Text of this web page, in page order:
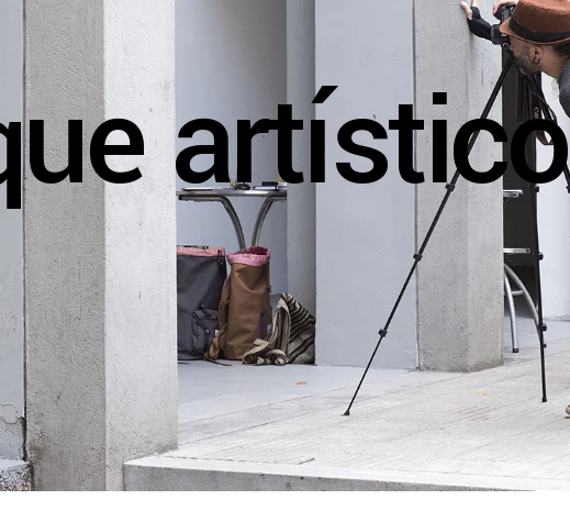
artístico